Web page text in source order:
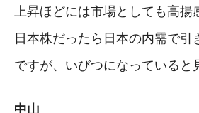
上昇ほどには市場としても高揚
日本株だったら日本の内需で引
ですが、いびつになっていると
中山